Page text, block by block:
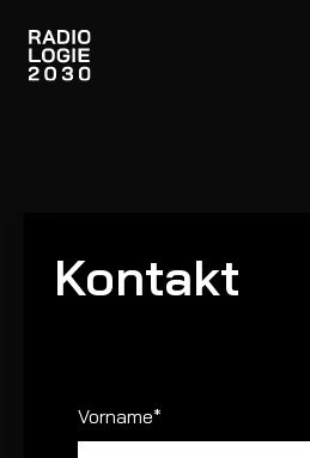
Kontakt
Vorname*